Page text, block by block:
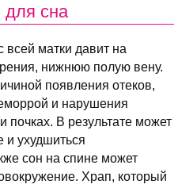
сна
всей матки давит на
нижнюю полую вену.
появления отеков,
и нарушения
почках. В результате может
и ухудшиться
сон на спине может
Храп, который